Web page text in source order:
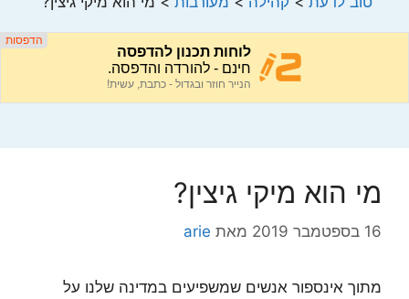
מי הוא מיקי גיצין?
16 בספטמבר 2019 מאת arie
מתוך אינספור אנשים שמשפיעים במדינה שלנו על